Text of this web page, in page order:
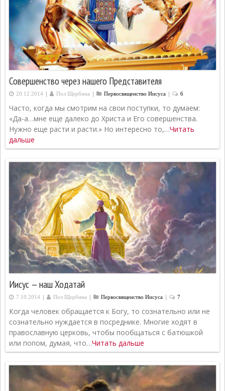
Совершенство через нашего Представителя
20.12.2014 | Пол Щербина | Первосвященcтво Иисуса | 6
Часто, когда мы смотрим на свои поступки, то думаем:
«Да-а…мне еще далеко до Христа и Его совершенства.
Нужно еще расти и расти.» Но интересно то,…Читать
дальше
Иисус — наш Ходатай
7.10.2014 | Пол Щербина | Первосвященcтво Иисуса | 7
Когда человек обращается к Богу, то сознательно или не
сознательно нуждается в посреднике. Многие ходят в
православную церковь, чтобы пообщаться с батюшкой
или попом, думая, что…Читать дальше